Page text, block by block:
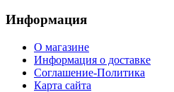
Информация
О магазине
Информация о доставке
Соглашение-Политика
Карта сайта